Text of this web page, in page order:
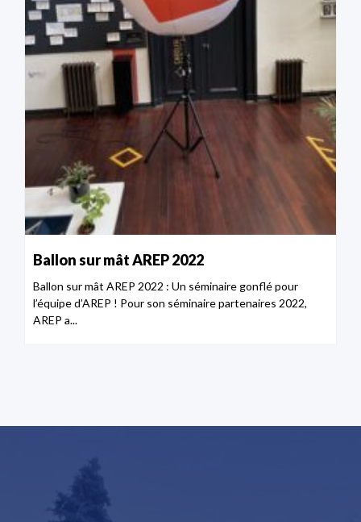
Ballon sur mât AREP 2022
Ballon sur mât AREP 2022 : Un séminaire gonflé pour
l’équipe d’AREP ! Pour son séminaire partenaires 2022,
AREP a...